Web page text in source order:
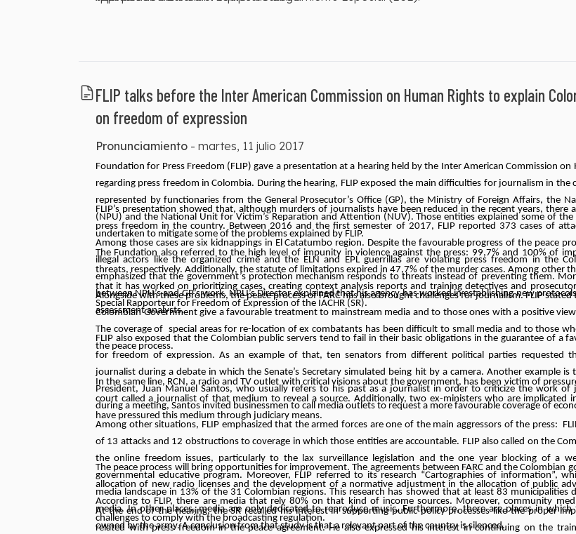
FLIP talks before the Inter American Commission on Human Rights to explain
on freedom of expression
Pronunciamiento - martes, 11 julio 2017
Foundation for Press Freedom (FLIP) gave a presentation at a hearing held by the Inter American Commission on
regarding press freedom in Colombia. During the hearing, FLIP exposed the main difficulties for journalism in the
represented by functionaries from the General Prosecutor’s Office (GP), the Ministry of Foreign Affairs, the
(NPU) and the National Unit for Victim’s Reparation and Attention (NUV). Those entities explained some of
undertaken to mitigate some of the problems explained by FLIP.
FLIP’s presentation showed that, although murders of journalists have been reduced in the recent years, there
press freedom in the country. Between 2016 and the first semester of 2017, FLIP reported 373 cases of
Among those cases are six kidnappings in El Catatumbo region. Despite the favourable progress of the peace
illegal actors like the organized crime and the ELN and EPL guerrillas are violating press freedom in the
emphasized that the government’s protection mechanism responds to threats instead of preventing them.
between NPU’s and GP’s work. NPU’s Director explained that his agency has worked in establishing new
assessment analysts.
The Fundation also referred to the high level of impunity in violence against the press: 99,7% and 100% of
threats, respectively. Additionally, the statute of limitations expired in 47,7% of the murder cases. Among other
that it has worked on prioritizing cases, creating context analysis reports and training detectives and
Special Rapporteur for Freedom of Expression of the IACHR (SR).
Alongside with these problems, the peace process of FARC has also brought challenges for journalism. FLIP stated
Colombian Government give a favourable treatment to mainstream media and to those ones with a positive view
The coverage of special areas for re-location of ex combatants has been difficult to small media and to those
the peace process.
FLIP also exposed that the Colombian public servers tend to fail in their basic obligations in the guarantee of a
for freedom of expression. As an example of that, ten senators from different political parties requested
journalist during a debate in which the Senate’s Secretary simulated being hit by a camera. Another example
President, Juan Manuel Santos, who usually refers to his past as a journalist in order to criticize the work of
during a meeting, Santos invited businessmen to call media outlets to request a more favourable coverage of
In the same line, RCN, a radio and TV outlet with critical visions about the government, has been victim of
court called a journalist of that medium to reveal a source. Additionally, two ex-ministers who are implicated in
have pressured this medium through judiciary means.
Among other situations, FLIP emphasized that the armed forces are one of the main aggressors of the press:
of 13 attacks and 12 obstructions to coverage in which those entities are accountable. FLIP also called on the
the online freedom issues, particularly to the lax surveillance legislation and the one year blocking of a
governmental educative program. Moreover, FLIP referred to its research “Cartographies of information”,
media landscape in 13% of the 31 Colombian regions. This research has showed that at least 83 municipalities
media. In other places, media are only dedicated to reproduce music. Furthermore, there are places in
owned by the army. A conclusion from that study is that a relevant part of the country is silenced.
The peace process will bring opportunities for improvement. The agreements between FARC and the Colombian
allocation of new radio licenses and the development of a normative adjustment in the allocation of public
According to FLIP, there are media that rely 80% on that kind of income sources. Moreover, community
challenges to comply with the broadcasting regulation.
At the end of the hearing, the SR recalled his interest in supporting public policy processes like the proper
related with press freedom in the peace agreement. He also expressed his interest in continuing on the